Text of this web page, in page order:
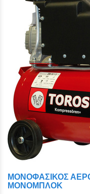
ΜΟΝΟΦΑΣΙΚΟΣ
ΜΟΝΟΜΠΛΟΚ